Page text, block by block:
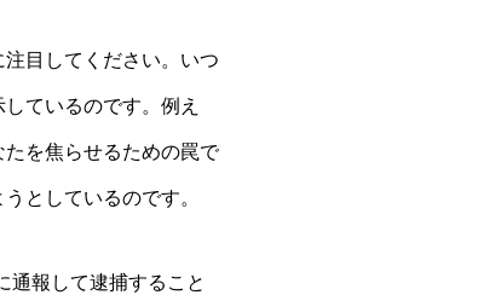
目してください。いつ
ているのです。例え
を焦らせるための罠で
としているのです。
通報して逮捕すること